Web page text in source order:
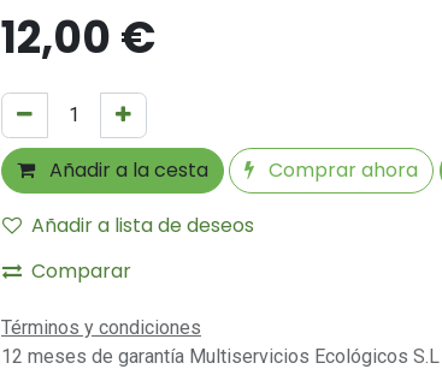
12,00€
Añadir a la cesta Comprar ahora
Añadir a lista de deseos
Comparar
Términos y condiciones
12 meses de garantía Multiservicios Ecológicos S.L